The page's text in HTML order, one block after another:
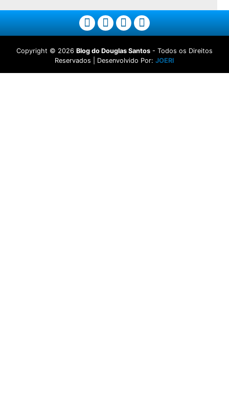
Copyright © 2026 Blog do Douglas Santos - Todos os Direitos
Reservados | Desenvolvido Por: JOERI